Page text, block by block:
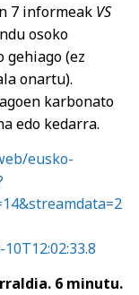
7 informeak VS
osoko
(ez
onartu).
karbonato
edo kedarra.
eusko-
6 minutu.